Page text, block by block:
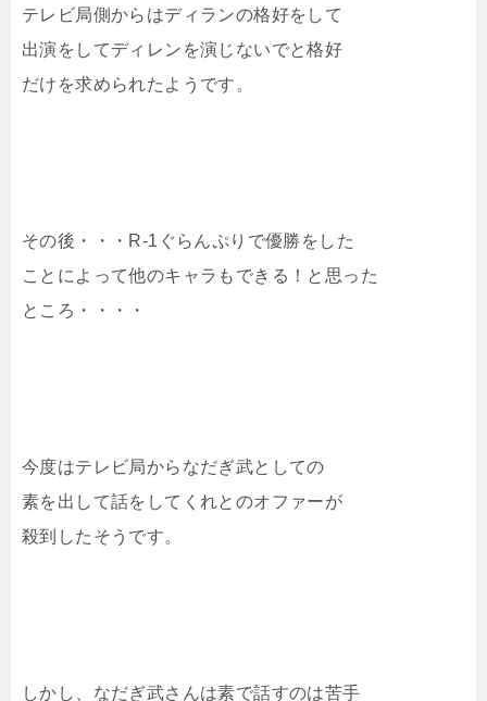
テレビ局側からはディランの格好をして
出演をしてディレンを演じないでと格好
だけを求められたようです。
その後・・・R-1ぐらんぷりで優勝をした
ことによって他のキャラもできる！と思った
ところ・・・・
今度はテレビ局からなだぎ武としての
素を出して話をしてくれとのオファーが
殺到したそうです。
しかし、なだぎ武さんは素で話すのは苦手